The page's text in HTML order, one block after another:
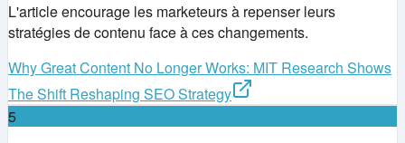
L'article encourage les marketeurs à repenser leurs
stratégies de contenu face à ces changements.
Why Great Content No Longer Works: MIT Research Shows
The Shift Reshaping SEO Strategy
5